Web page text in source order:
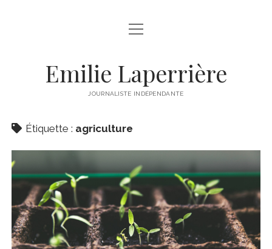
À PROPOS
twitterfacebook
instagram
linkedinemail
open
menu
Emilie Laperrière
JOURNALISTE INDÉPENDANTE
Étiquette : agriculture